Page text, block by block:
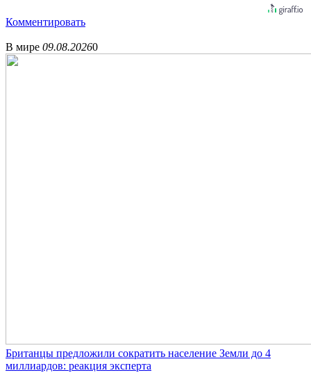
Комментировать
В мире 09.08.20260
Британцы предложили сократить население Земли до 4
миллиардов: реакция эксперта